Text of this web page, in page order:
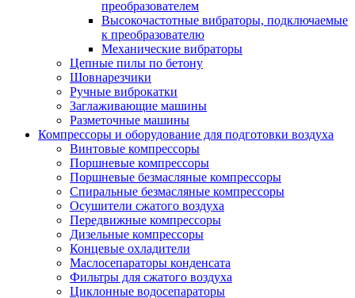
преобразователем
Высокочастотные вибраторы, подключаемые
к преобразователю
Механические вибраторы
Цепные пилы по бетону
Шовнарезчики
Ручные виброкатки
Заглаживающие машины
Разметочные машины
Компрессоры и оборудование для подготовки воздуха
Винтовые компрессоры
Поршневые компрессоры
Поршневые безмасляные компрессоры
Спиральные безмасляные компрессоры
Осушители сжатого воздуха
Передвижные компрессоры
Дизельные компрессоры
Концевые охладители
Маслосепараторы конденсата
Фильтры для сжатого воздуха
Циклонные водосепараторы